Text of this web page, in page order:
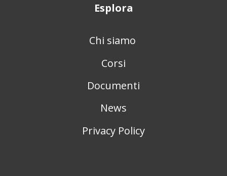
Esplora
Chi siamo
Corsi
Documenti
News
Privacy Policy